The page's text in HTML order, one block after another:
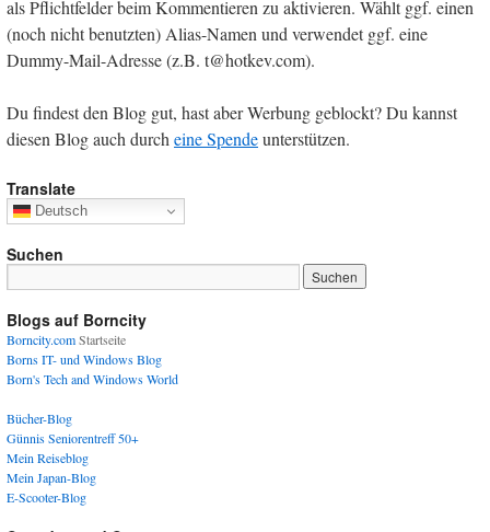
als Pflichtfelder beim Kommentieren zu aktivieren. Wählt ggf. einen
(noch nicht benutzten) Alias-Namen und verwendet ggf. eine
Dummy-Mail-Adresse (z.B. t@hotkev.com).
Du findest den Blog gut, hast aber Werbung geblockt? Du kannst
diesen Blog auch durcheine Spendeunterstützen.
Translate
Deutsch
Suchen
Blogs auf Borncity
Borncity.comStartseite
Borns IT- und Windows Blog
Born's Tech and Windows World
Bücher-Blog
Günnis Seniorentreff 50+
Mein Reiseblog
Mein Japan-Blog
E-Scooter-Blog